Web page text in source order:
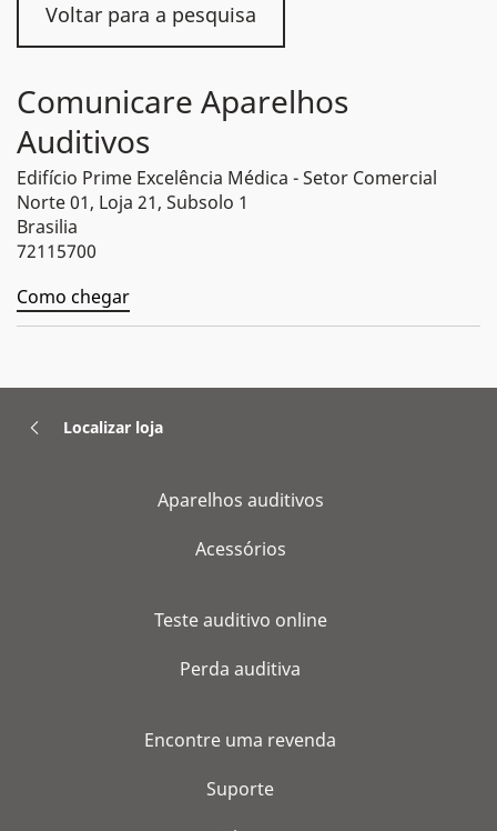
Voltar para a pesquisa
Comunicare Aparelhos
Auditivos
Edifício Prime Excelência Médica - Setor Comercial
Norte 01, Loja 21, Subsolo 1
Brasilia
72115700
Como chegar
Localizar loja
Aparelhos auditivos
Acessórios
Teste auditivo online
Perda auditiva
Encontre uma revenda
Suporte